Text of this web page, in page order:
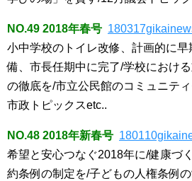
NO.49 2018年春号
小中学校のトイレ改修、計画的に
備、市長任期中に完了/学校におけ
の徹底を/市立公民館のコミュニテ
市政トピックスetc..
NO.48 2018年新春号
希望と安心つなぐ2018年に/健康づ
約条例の制定を/子どもの人権条例